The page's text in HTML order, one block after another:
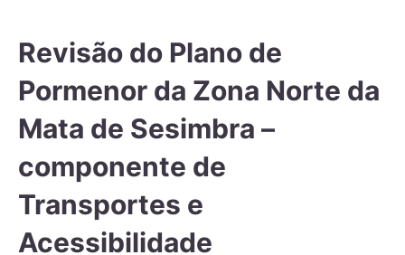
Revisão do Plano de
Pormenor da Zona Norte da
Mata de Sesimbra –
componente de
Transportes e
Acessibilidade